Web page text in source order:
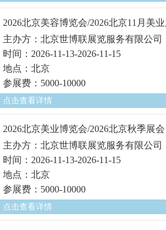
2026北京美容博览会/2026北京11月美
主办方：北京世博联展览服务有限公司
时间：2026-11-13-2026-11-15
地点：北京
参展费：5000-10000
点击查看详情
2026北京美业博览会/2026北京秋季展会
主办方：北京世博联展览服务有限公司
时间：2026-11-13-2026-11-15
地点：北京
参展费：5000-10000
点击查看详情